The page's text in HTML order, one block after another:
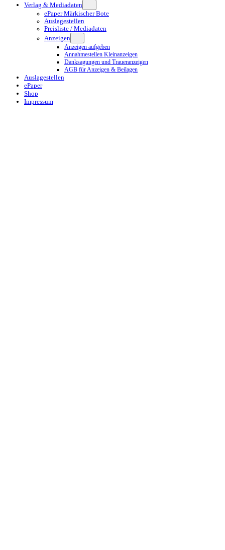
Verlag & Mediadaten
ePaper Märkischer Bote
Auslagestellen
Preisliste / Mediadaten
Anzeigen
Anzeigen aufgeben
Annahmestellen Kleinanzeigen
Danksagungen und Traueranzeigen
AGB für Anzeigen & Beilagen
Auslagestellen
ePaper
Shop
Impressum